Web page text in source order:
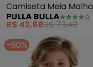
Camiseta Meia Malha
(Bege)
PULLA BULLA
R$ 43,68R$ 79,42
-50%